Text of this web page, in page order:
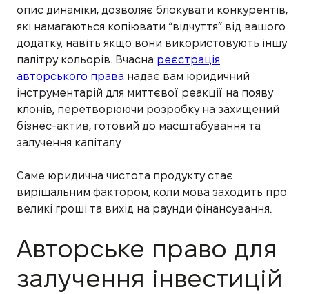
опис динаміки, дозволяє блокувати конкурентів,
які намагаються копіювати “відчуття” від вашого
додатку, навіть якщо вони використовують іншу
палітру кольорів. Вчасна реєстрація
авторського права надає вам юридичний
інструментарій для миттєвої реакції на появу
клонів, перетворюючи розробку на захищений
бізнес-актив, готовий до масштабування та
залучення капіталу.
Саме юридична чистота продукту стає
вирішальним фактором, коли мова заходить про
великі гроші та вихід на раунди фінансування.
Авторське право для
залучення інвестицій